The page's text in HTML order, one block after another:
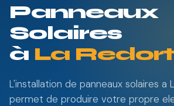
Panneaux
Solaires
à La
L'installation de panneaux solaires a
permet de produire votre propre